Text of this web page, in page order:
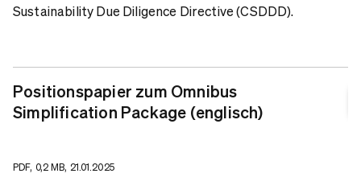
Sustainability Due Diligence Directive (CSDDD).
Positionspapier zum Omnibus
Simplification Package (englisch)
PDF, 0,2 MB, 21.01.2025